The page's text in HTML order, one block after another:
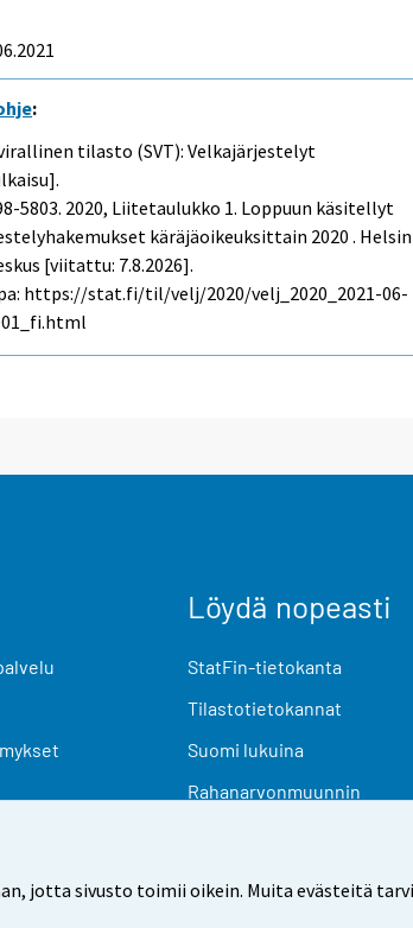
jotta sivusto toimii oikein. Muita evästeitä
:
tilasto (SVT): Velkajärjestelyt
5803. 2020, Liitetaulukko 1. Loppuun käsitellyt
käräjäoikeuksittain 2020 .
[viitattu: 7.8.2026].
https://stat.fi/til/velj/2020/velj_2020_2021-06-
Löydä nopeasti
StatFin-tietokanta
Tilastotietokannat
Suomi lukuina
Rahanarvonmuunnin